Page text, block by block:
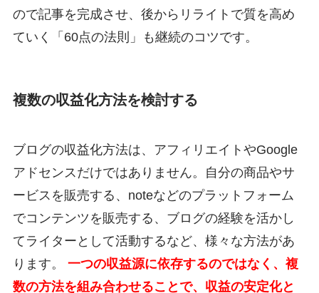
ので記事を完成させ、後からリライトで質を高め
ていく「60点の法則」も継続のコツです。
複数の収益化方法を検討する
ブログの収益化方法は、アフィリエイトやGoogle
アドセンスだけではありません。自分の商品やサ
ービスを販売する、noteなどのプラットフォーム
でコンテンツを販売する、ブログの経験を活かし
てライターとして活動するなど、様々な方法があ
ります。 一つの収益源に依存するのではなく、複
数の方法を組み合わせることで、収益の安定化と